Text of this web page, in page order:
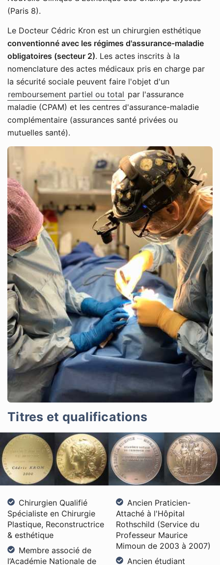
(Paris 8).
Le Docteur Cédric Kron est un chirurgien esthétique
conventionné avec les régimes d'assurance-maladie
obligatoires (secteur 2). Les actes inscrits à la
nomenclature des actes médicaux pris en charge par
la sécurité sociale peuvent faire l'objet d'un
remboursement partiel ou total par l'assurance
maladie (CPAM) et les centres d'assurance-maladie
complémentaire (assurances santé privées ou
mutuelles santé).
Titres et qualifications
Chirurgien Qualifié
Spécialiste en Chirurgie
Plastique, Reconstructrice
& esthétique
Membre associé de
l’Académie Nationale de
Ancien Praticien-
Attaché à l'Hôpital
Rothschild (Service du
Professeur Maurice
Mimoun de 2003 à 2007)
Ancien étudiant